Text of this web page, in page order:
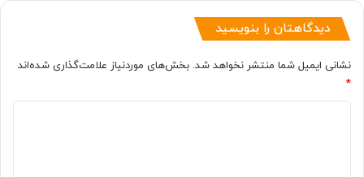
دیدگاهتان را بنویسید
نشانی ایمیل شما منتشر نخواهد شد. بخش‌های موردنیاز علامت‌گذاری شده‌اند
*